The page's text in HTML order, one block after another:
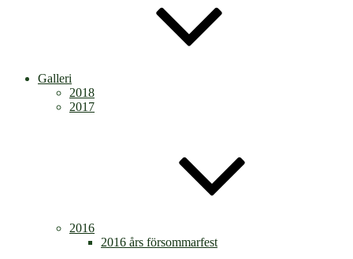
Galleri
2018
2017
2016
2016 års försommarfest